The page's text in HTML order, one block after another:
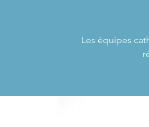
Les équipes